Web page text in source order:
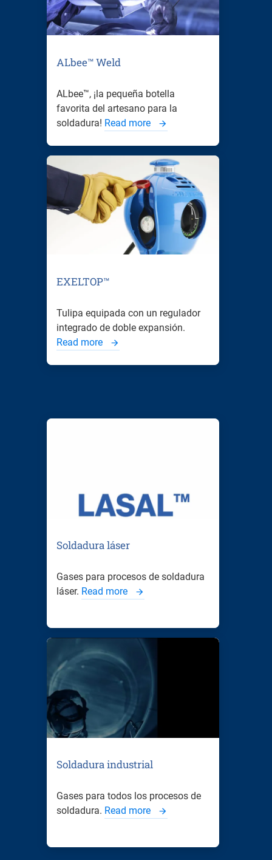
ALbee™ Weld
ALbee™, ¡la pequeña botella
favorita del artesano para la
soldadura! Read more
EXELTOP™
Tulipa equipada con un regulador
integrado de doble expansión.
Read more
Soldadura láser
Gases para procesos de soldadura
láser. Read more
Soldadura industrial
Gases para todos los procesos de
soldadura. Read more